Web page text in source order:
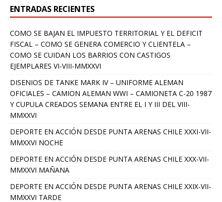
ENTRADAS RECIENTES
COMO SE BAJAN EL IMPUESTO TERRITORIAL Y EL DEFICIT
FISCAL – COMO SE GENERA COMERCIO Y CLIENTELA –
COMO SE CUIDAN LOS BARRIOS CON CASTIGOS
EJEMPLARES VI-VIII-MMXXVI
DISENIOS DE TANKE MARK IV – UNIFORME ALEMAN
OFICIALES – CAMION ALEMAN WWI – CAMIONETA C-20 1987
Y CUPULA CREADOS SEMANA ENTRE EL I Y III DEL VIII-
MMXXVI
DEPORTE EN ACCIÓN DESDE PUNTA ARENAS CHILE XXXI-VII-
MMXXVI NOCHE
DEPORTE EN ACCIÓN DESDE PUNTA ARENAS CHILE XXX-VII-
MMXXVI MAÑANA
DEPORTE EN ACCIÓN DESDE PUNTA ARENAS CHILE XXIX-VII-
MMXXVI TARDE